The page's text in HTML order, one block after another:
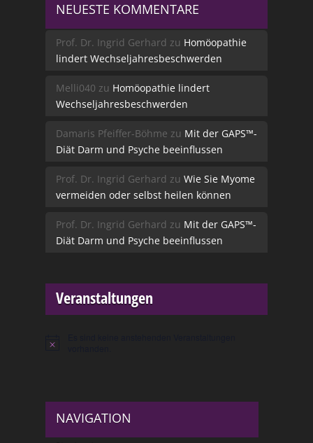
NEUESTE KOMMENTARE
Prof. Dr. Ingrid Gerhard zu Homöopathie
lindert Wechseljahresbeschwerden
Melli040 zu Homöopathie lindert
Wechseljahresbeschwerden
Damaris Pfeiffer-Böhme zu Mit der GAPS™-
Diät Darm und Psyche beeinflussen
Prof. Dr. Ingrid Gerhard zu Wie Sie Myome
vermeiden oder selbst heilen können
Prof. Dr. Ingrid Gerhard zu Mit der GAPS™-
Diät Darm und Psyche beeinflussen
Veranstaltungen
Hinweis
NAVIGATION